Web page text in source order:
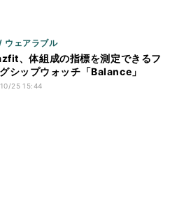
ウェアラブル
、体組成の指標を測定できるフ
シップウォッチ「Balance」
25 15:44